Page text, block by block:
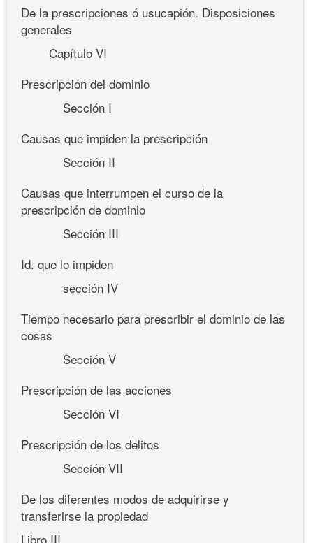
De la prescripciones ó usucapión. Disposiciones
generales
Capítulo VI
Prescripción del dominio
Sección I
Causas que impiden la prescripción
Sección II
Causas que interrumpen el curso de la
prescripción de dominio
Sección III
Id. que lo impiden
sección IV
Tiempo necesario para prescribir el dominio de las
cosas
Sección V
Prescripción de las acciones
Sección VI
Prescripción de los delitos
Sección VII
De los diferentes modos de adquirirse y
transferirse la propiedad
Libro III